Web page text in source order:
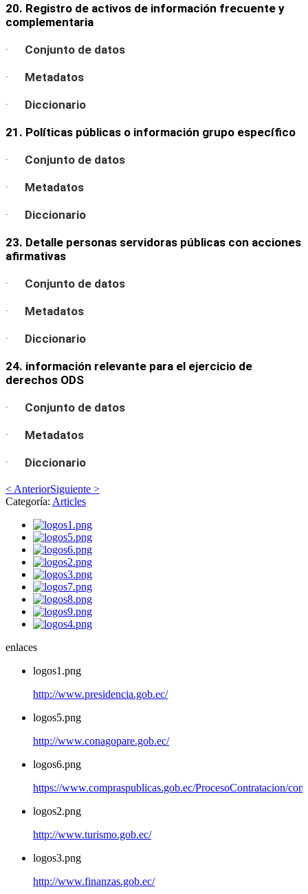
20. Registro de activos de información frecuente y
complementaria
· Conjunto de datos
· Metadatos
· Diccionario
21. Políticas públicas o información grupo específico
· Conjunto de datos
· Metadatos
· Diccionario
23. Detalle personas servidoras públicas con acciones
afirmativas
· Conjunto de datos
· Metadatos
· Diccionario
24. información relevante para el ejercicio de
derechos ODS
· Conjunto de datos
· Metadatos
· Diccionario
< AnteriorSiguiente >
Categoría: Articles
enlaces
logos1.png
http://www.presidencia.gob.ec/
logos5.png
http://www.conagopare.gob.ec/
logos6.png
https://www.compraspublicas.gob.ec/ProcesoContratacion/
logos2.png
http://www.turismo.gob.ec/
logos3.png
http://www.finanzas.gob.ec/